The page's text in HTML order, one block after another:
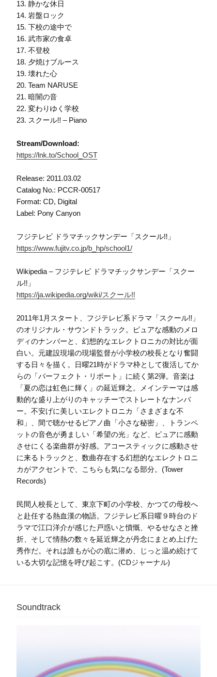
13. 静かな休日
14. 岩盤ロック
15. 下校の途中で
16. 武市家の食卓
17. 不登校
18. 夕焼けブルース
19. 壊れた心
20. Team NARUSE
21. 暗闇の音
22. 変わりゆく学校
23. スクール!! – Piano
Stream/Download:
https://lnk.to/School_OST
Release: 2011.03.02
Catalog No.: PCCR-00517
Format: CD, Digital
Label: Pony Canyon
フジテレビ ドラマチックサンデー「スクール!!」
https://www.fujitv.co.jp/b_hp/school1/
Wikipedia – フジテレビ ドラマチックサンデー「スクー
ル!!」
https://ja.wikipedia.org/wiki/スクール!!
2011年1月スタート、フジテレビ系ドラマ「スクール!!」
のオリジナル・サウンドトラック。ピュアな感動のメロ
ディのナンバーと、幻想的なエレクトロニカの対比が面
白い。元建設現場の現場監督が小学校の校長となり奮闘
する日々を描く。日曜21時がドラマ枠として復活してか
らの「パーフェクト・リポート」に続く第2弾。音楽は
「夏の恋は虹色に輝く」の延近輝之。メインテーマは感
動的な盛り上がりのキャッチーでストレートなナンバ
ー。不安げに美しいエレクトロニカ「さまざまな不
和」、間で聴かせるピアノ曲「小さな秘密」、トランペ
ットの音色が勇ましい「希望の光」など、ピュアに感動
させにくる楽曲群が好感。アコースティックに感動させ
に来るトラックと、数曲存在する幻想的なエレクトロニ
カがアクセントで、こちらも気になる部分。(Tower
Records)
民間人校長として、東京下町の小学校、かつての母校へ
と赴任する熱血漢の物語。フジテレビ系日曜９時台のド
ラマで江口洋介が感じた戸惑いと憤慨、やるせなさと挫
折、そして情熱の数々を延近輝之が丹念にまとめ上げた
秀作だ。それは誰もが心の底に潜め、じっと温め続けて
いる大切な記憶を呼び起こす。(CDジャーナル)
Soundtrack